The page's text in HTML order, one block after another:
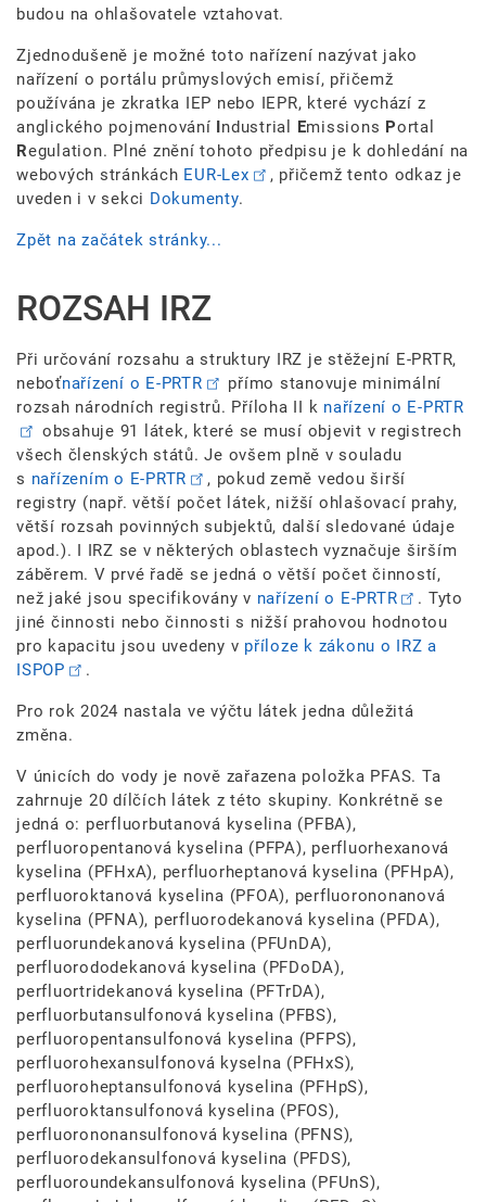
budou na ohlašovatele vztahovat.
Zjednodušeně je možné toto nařízení nazývat jako
nařízení o portálu průmyslových emisí, přičemž
používána je zkratka IEP nebo IEPR, které vychází z
anglického pojmenování
ndustrial Emissions Portal
Regulation. Plné znění tohoto předpisu je k dohledání na
webových stránkách EUR-Lex
, přičemž tento odkaz je
uveden i v sekci Dokumenty.
Zpět na začátek stránky...
ROZSAH IRZ
Při určování rozsahu a struktury IRZ je stěžejní E-PRTR,
neboťnařízení o E-PRTR
přímo stanovuje minimální
rozsah národních registrů. Příloha II k nařízení o E-PRTR
obsahuje 91 látek, které se musí objevit v registrech
všech členských států. Je ovšem plně v souladu
s nařízením o E-PRTR
, pokud země vedou širší
registry (např. větší počet látek, nižší ohlašovací prahy,
větší rozsah povinných subjektů, další sledované údaje
apod.). I IRZ se v některých oblastech vyznačuje širším
záběrem. V prvé řadě se jedná o větší počet činností,
než jaké jsou specifikovány v nařízení o E-PRTR
. Tyto
jiné činnosti nebo činnosti s nižší prahovou hodnotou
pro kapacitu jsou uvedeny v příloze k zákonu o IRZ a
ISPOP
.
Pro rok 2024 nastala ve výčtu látek jedna důležitá
změna.
V únicích do vody je nově zařazena položka PFAS. Ta
zahrnuje 20 dílčích látek z této skupiny. Konkrétně se
jedná o: perfluorbutanová kyselina (PFBA),
perfluoropentanová kyselina (PFPA), perfluorhexanová
kyselina (PFHxA), perfluorheptanová kyselina (PFHpA),
perfluoroktanová kyselina (PFOA), perfluorononanová
kyselina (PFNA), perfluorodekanová kyselina (PFDA),
perfluorundekanová kyselina (PFUnDA),
perfluorododekanová kyselina (PFDoDA),
perfluortridekanová kyselina (PFTrDA),
perfluorbutansulfonová kyselina (PFBS),
perfluoropentansulfonová kyselina (PFPS),
perfluorohexansulfonová kyselna (PFHxS),
perfluoroheptansulfonová kyselina (PFHpS),
perfluoroktansulfonová kyselina (PFOS),
perfluorononansulfonová kyselina (PFNS),
perfluorodekansulfonová kyselina (PFDS),
perfluoroundekansulfonová kyselina (PFUnS),